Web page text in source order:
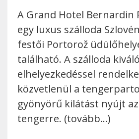
A Grand Hotel Bernardin
egy luxus szálloda
festői Portorož
található. A szálloda kiváló
elhelyezkedéssel
közvetlenül a
gyönyörű kilátást nyújt
tengerre. (tovább…)